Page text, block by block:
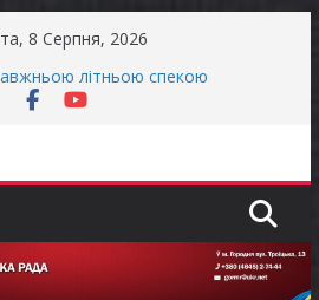
8 Серпня, 2026
погода випробовує жителів
літньою спекою
проводить опитування щодо
осіб з інвалідністю на працю
Чернігівщини!
першокласників уже можуть
школяра»